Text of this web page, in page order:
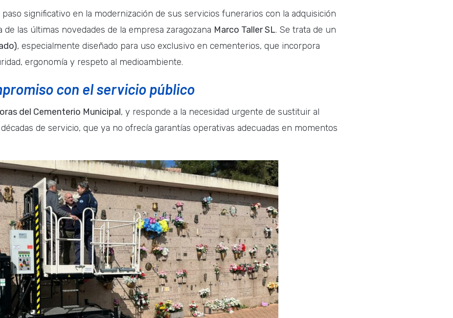
paso significativo en la modernización de sus servicios funerarios con la adquisición
de las últimas novedades de la empresa zaragozana Marco Taller SL. Se trata de un
, especialmente diseñado para uso exclusivo en cementerios, que incorpora
ergonomía y respeto al medioambiente.
con el servicio público
del Cementerio Municipal, y responde a la necesidad urgente de sustituir al
de servicio, que ya no ofrecía garantías operativas adecuadas en momentos